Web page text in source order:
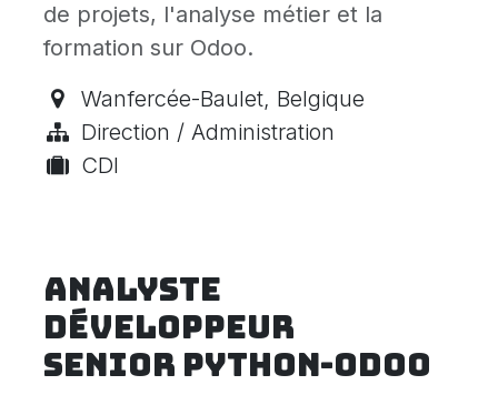
de projets, l'analyse métier et la
formation sur Odoo.
Wanfercée-Baulet, Belgique
Direction / Administration
CDI
Analyste
Développeur
senior Python-Odoo